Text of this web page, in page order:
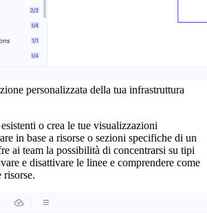
personalizzata della tua infrastruttura
o crea le tue visualizzazioni
in base a risorse o sezioni specifiche di un
ai team la possibilità di concentrarsi su tipi
e disattivare le linee e comprendere come
risorse.